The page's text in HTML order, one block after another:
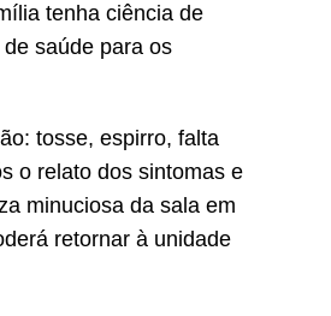
tenha ciência de
saúde para os
tosse, espirro, falta
o relato dos sintomas e
minuciosa da sala em
retornar à unidade